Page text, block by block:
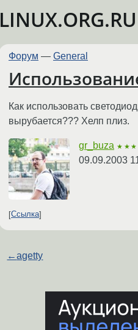
LINUX.ORG.RU
Форум — General
Как использовать
вырубается??? Хелп плиз.
gr_buza
09.09.2003
Ссылка
←agetty